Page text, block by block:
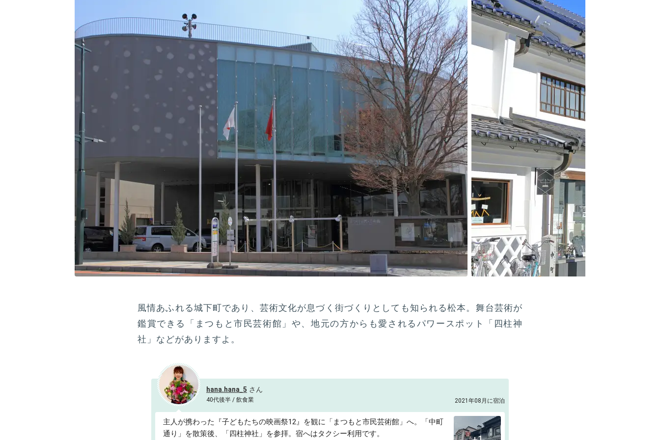
風情あふれる城下町であり、芸術文化が息づく街づくりとしても知られる松本。舞台芸術が
鑑賞できる「まつもと市民芸術館」や、地元の方からも愛されるパワースポット「四柱神
社」などがありますよ。
hana.hana_5
40代後半 / 飲食業 2021年08月に宿泊
主人が携わった『子どもたちの映画祭12』を観に「まつもと市民芸術館」へ。「中町
通り」を散策後、「四柱神社」を参拝。宿へはタクシー利用です。